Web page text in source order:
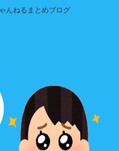
んねるまとめブログ